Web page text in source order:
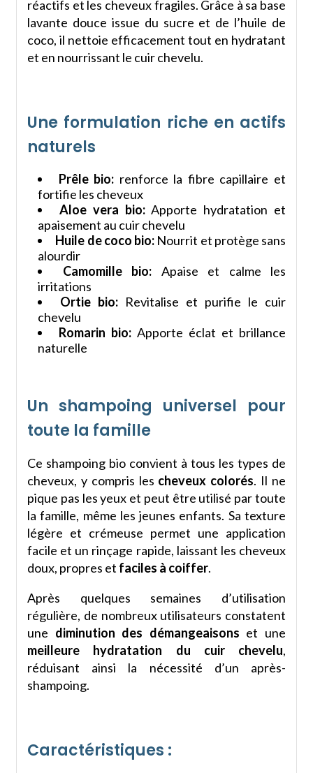
réactifs et les cheveux fragiles. Grâce à sa base
lavante douce issue du sucre et de l’huile de
coco, il nettoie efficacement tout en hydratant
et en nourrissant le cuir chevelu.
Une formulation riche en actifs
naturels
Prêle bio: renforce la fibre capillaire et
fortifie les cheveux
Aloe vera bio:Apporte hydratation et
apaisement au cuir chevelu
Huile de coco bio: Nourrit et protège sans
alourdir
Camomille bio: Apaise et calme les
irritations
Ortie bio: Revitalise et purifie le cuir
chevelu
Romarin bio: Apporte éclat et brillance
naturelle
Un shampoing universel pour
toute la famille
Ce shampoing bio convient à tous les types de
cheveux, y compris les cheveux colorés. Il ne
pique pas les yeux et peut être utilisé par toute
la famille, même les jeunes enfants. Sa texture
légère et crémeuse permet une application
facile et un rinçage rapide, laissant les cheveux
doux, propres et faciles à coiffer.
Après quelques semaines d’utilisation
régulière, de nombreux utilisateurs constatent
une diminution des démangeaisons et une
meilleure hydratation du cuir chevelu,
réduisant ainsi la nécessité d’un après-
shampoing.
Caractéristiques :